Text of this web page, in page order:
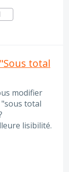
total
modifier
total
lisibilité.